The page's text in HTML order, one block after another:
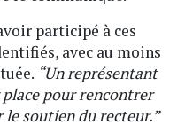
participé à ces
avec au moins
“Un représentant
pour rencontrer
soutien du recteur.”